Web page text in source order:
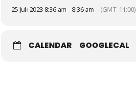
25 Juli 2023 8:36 am - 8:36 am (GMT-11:00)
CALENDAR GOOGLECAL